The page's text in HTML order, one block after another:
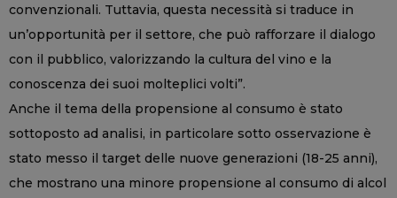
convenzionali. Tuttavia, questa necessità si traduce in
un’opportunità per il settore, che può rafforzare il dialogo
con il pubblico, valorizzando la cultura del vino e la
conoscenza dei suoi molteplici volti”.
Anche il tema della propensione al consumo è stato
sottoposto ad analisi, in particolare sotto osservazione è
stato messo il target delle nuove generazioni (18-25 anni),
che mostrano una minore propensione al consumo di alcol